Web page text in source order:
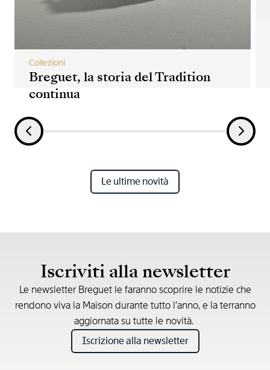
Breguet, la storia del Tradition
continua
Collezioni
Le ultime novità
Iscriviti alla newsletter
Le newsletter Breguet le faranno scoprire le notizie che
rendono viva la Maison durante tutto l’anno, e la terranno
aggiornata su tutte le novità.
Iscrizione alla newsletter